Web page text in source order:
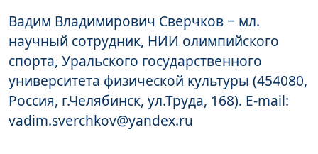
Вадим Владимирович Сверчков ‒ мл.
научный сотрудник, НИИ олимпийского
спорта, Уральского государственного
университета физической культуры (454080,
Россия, г.Челябинск, ул.Труда, 168). E-mail:
vadim.sverchkov@yandex.ru